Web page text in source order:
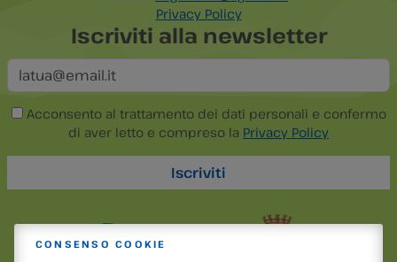
Privacy Policy
Iscriviti alla newsletter
Acconsento al trattamento dei dati personali e confermo
di aver letto e compreso la Privacy Policy
CONSENSO COOKIE